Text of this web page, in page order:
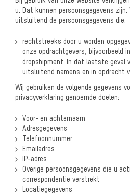
u. Dat kunnen persoonsgegevens zijn.
uitsluitend de persoonsgegevens die:
rechtstreeks door u worden
onze opdrachtgevers, bijvoorbeeld
dropshipment.
In dat laatste geval
uitsluitend namens en in opdracht
Wij gebruiken de volgende gegevens
privacyverklaring genoemde doelen:
Voor- en achternaam
Adresgegevens
Telefoonnummer
Emailadres
IP-adres
Overige persoonsgegevens die u
correspondentie verstrekt
Locatiegegevens